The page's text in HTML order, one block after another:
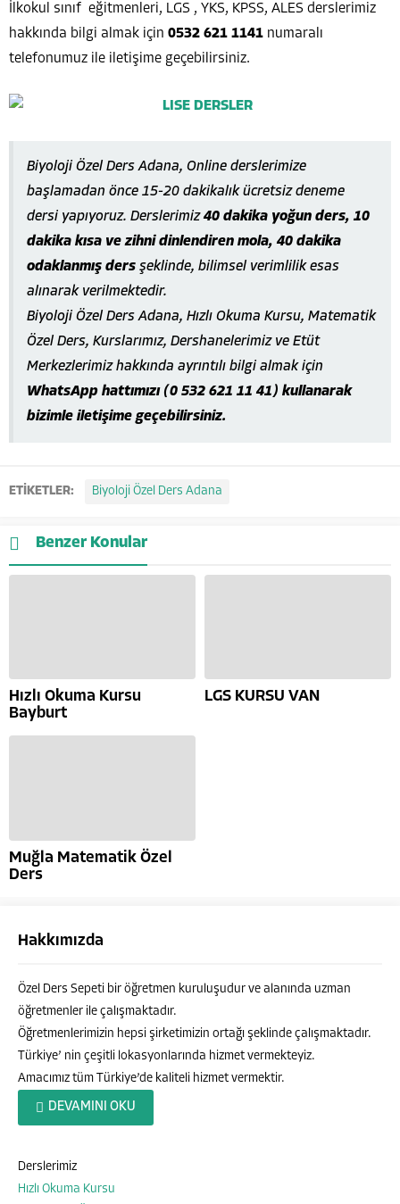
İlkokul sınıf eğitmenleri, LGS , YKS, KPSS, ALES derslerimiz
hakkında bilgi almak için 0532 621 1141 numaralı
telefonumuz ile iletişime geçebilirsiniz.
Biyoloji Özel Ders Adana, Online derslerimize
başlamadan önce 15-20 dakikalık ücretsiz deneme
dersi yapıyoruz. Derslerimiz40 dakika yoğun ders, 10
dakika kısa ve zihni dinlendiren mola, 40 dakika
odaklanmış ders şeklinde, bilimsel verimlilik esas
alınarak verilmektedir.
Biyoloji Özel Ders Adana, Hızlı Okuma Kursu, Matematik
Özel Ders, Kurslarımız, Dershanelerimiz ve Etüt
Merkezlerimiz hakkında ayrıntılı bilgi almak için
WhatsApp hattımızı (0 532 621 11 41) kullanarak
bizimle iletişime geçebilirsiniz.
ETİKETLER: Biyoloji Özel Ders Adana
Benzer Konular
Hızlı Okuma Kursu
Bayburt
LGS KURSU VAN
Muğla Matematik Özel
Ders
Hakkımızda
Özel Ders Sepeti bir öğretmen kuruluşudur ve alanında uzman
öğretmenler ile çalışmaktadır.
Öğretmenlerimizin hepsi şirketimizin ortağı şeklinde çalışmaktadır.
Türkiye’ nin çeşitli lokasyonlarında hizmet vermekteyiz.
Amacımız tüm Türkiye’de kaliteli hizmet vermektir.
DEVAMINI OKU
Derslerimiz
Hızlı Okuma Kursu
Özel Ders Sepeti